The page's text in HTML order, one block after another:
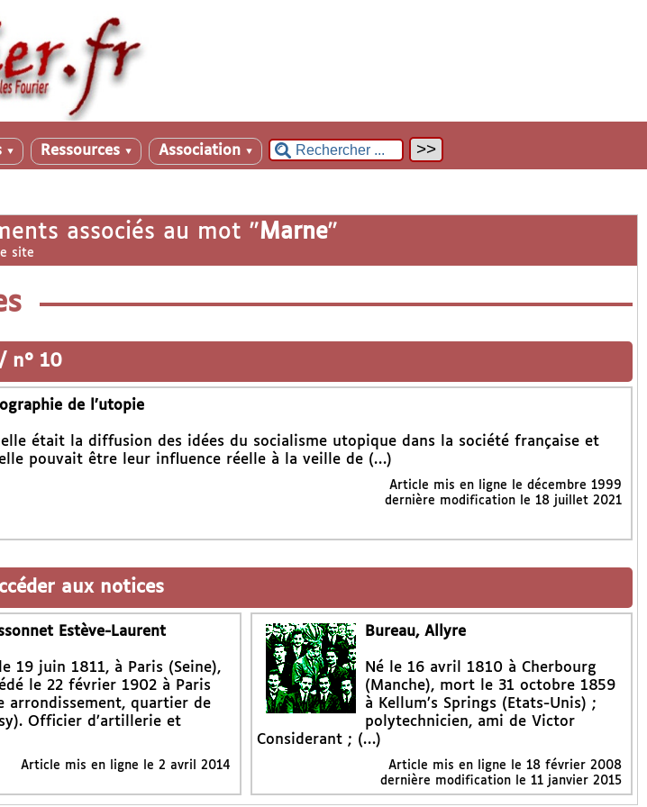
▼ Ressources ▼ Association ▼
associés au mot "Marne"
site
n° 10
de l’utopie
était la diffusion des idées du socialisme utopique dans la société française et
pouvait être leur influence réelle à la veille de (…)
Article mis en ligne le décembre 1999
dernière modification le 18 juillet 2021
aux notices
Estève-Laurent
19 juin 1811, à Paris (Seine),
le 22 février 1902 à Paris
arrondissement, quartier de
Officier d’artillerie et
Article mis en ligne le 2 avril 2014
Bureau, Allyre
Né le 16 avril 1810 à Cherbourg
(Manche), mort le 31 octobre 1859
à Kellum’s Springs (Etats-Unis) ;
polytechnicien, ami de Victor
Considerant ; (…)
Article mis en ligne le18 février 2008
dernière modification le 11 janvier 2015